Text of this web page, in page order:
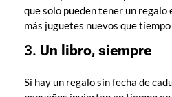
que solo pueden tener un regalo
más juguetes nuevos que
3. Un libro, siempre
Si hay un regalo sin fecha de